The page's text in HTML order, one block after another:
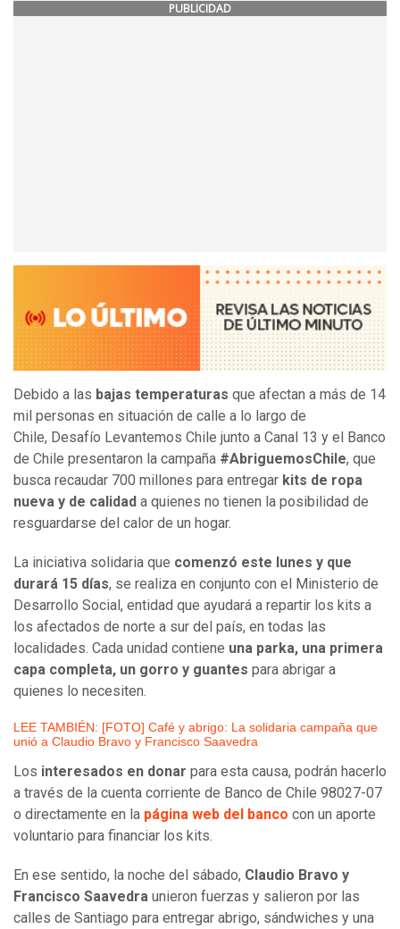
PUBLICIDAD
Debido a las bajas temperaturas que afectan a más de 14
mil personas en situación de calle a lo largo de
Chile, Desafío Levantemos Chile junto a Canal 13 y el Banco
de Chile presentaron la campaña #AbriguemosChile, que
busca recaudar 700 millones para entregar kits de ropa
nueva y de calidad a quienes no tienen la posibilidad de
resguardarse del calor de un hogar.
La iniciativa solidaria que comenzó este lunes y que
durará 15 días, se realiza en conjunto con el Ministerio de
Desarrollo Social, entidad que ayudará a repartir los kits a
los afectados de norte a sur del país, en todas las
localidades. Cada unidad contiene una parka, una primera
capa completa, un gorro y guantes para abrigar a
quienes lo necesiten.
LEE TAMBIÉN: [FOTO] Café y abrigo: La solidaria campaña que
unió a Claudio Bravo y Francisco Saavedra
Los interesados en donar para esta causa, podrán hacerlo
a través de la cuenta corriente de Banco de Chile 98027-07
o directamente en la página web del banco con un aporte
voluntario para financiar los kits.
En ese sentido, la noche del sábado, Claudio Bravo y
Francisco Saavedra unieron fuerzas y salieron por las
calles de Santiago para entregar abrigo, sándwiches y una